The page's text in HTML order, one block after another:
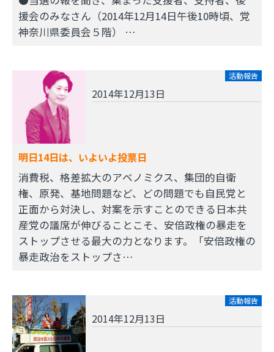
援会のみなさん（2014年12月14日午後10時頃、党
神奈川県委員会５階） …
活動報告
2014年12月13日
明日14日は、いよいよ投票日
消費税、格差拡大のアベノミクス、集団的自衛
権、原発、基地問題など、どの問題でも自民党と
正面から対決し、対案を示すことのできる日本共
産党の議席が伸びることこそ、安倍政権の暴走を
ストップさせる最大の力となります。「安倍政権の
暴走政治をストップさ…
活動報告
2014年12月13日